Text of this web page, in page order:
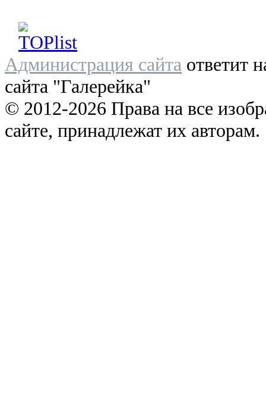
Администрация сайта ответит
сайта "Галерейка"
© 2012-2026 Права на все
сайте, принадлежат их авторам.